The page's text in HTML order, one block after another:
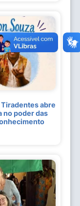
abre
no poder das